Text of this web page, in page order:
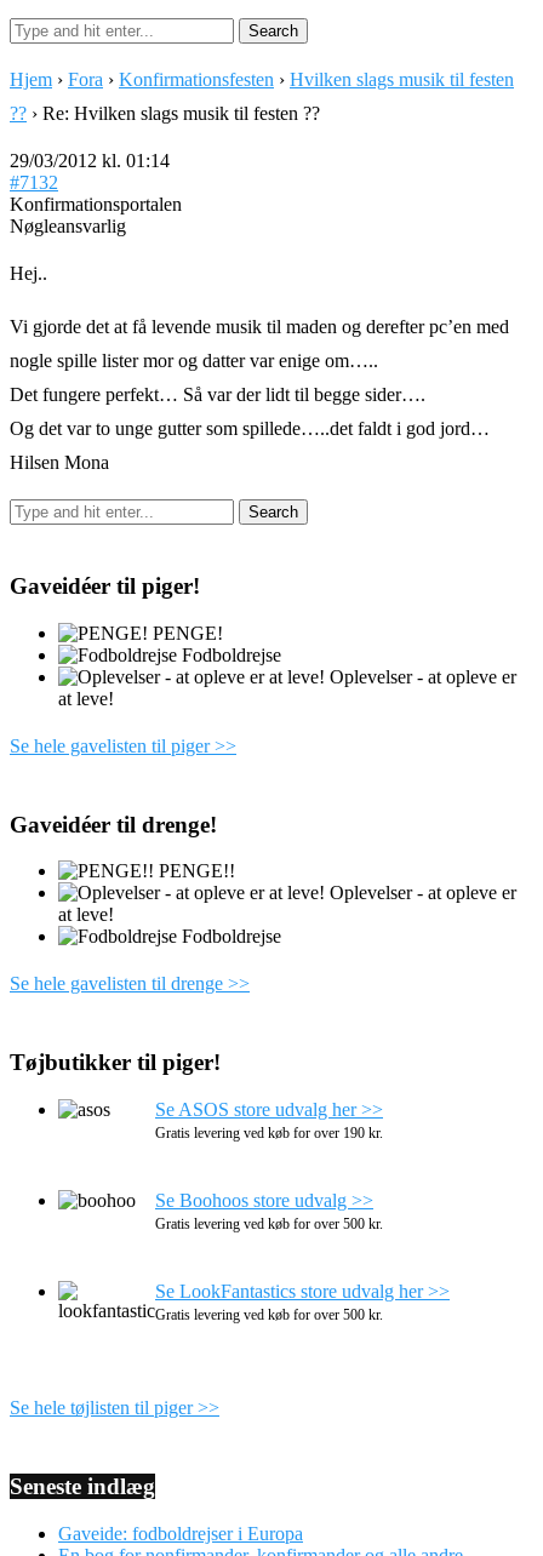
Hjem › Fora › Konfirmationsfesten › Hvilken slags musik til festen
?? › Re: Hvilken slags musik til festen ??
29/03/2012 kl. 01:14
#7132
Konfirmationsportalen
Nøgleansvarlig
Hej..
Vi gjorde det at få levende musik til maden og derefter pc’en med
nogle spille lister mor og datter var enige om…..
Det fungere perfekt… Så var der lidt til begge sider….
Og det var to unge gutter som spillede…..det faldt i god jord…
Hilsen Mona
Gaveidéer til piger!
PENGE!
Fodboldrejse
Oplevelser - at opleve er
at leve!
Se hele gavelisten til piger >>
Gaveidéer til drenge!
PENGE!!
Oplevelser - at opleve er
at leve!
Fodboldrejse
Se hele gavelisten til drenge >>
Tøjbutikker til piger!
Se ASOS store udvalg her >>
Gratis levering ved køb for over 190 kr.
Se Boohoos store udvalg >>
Gratis levering ved køb for over 500 kr.
Se LookFantastics store udvalg her >>
Gratis levering ved køb for over 500 kr.
Se hele tøjlisten til piger >>
Seneste indlæg
Gaveide: fodboldrejser i Europa